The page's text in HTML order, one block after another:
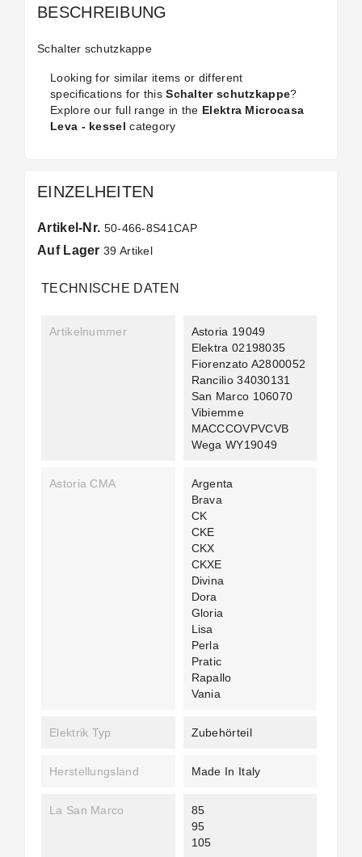
BESCHREIBUNG
Schalter schutzkappe
Looking for similar items or different
specifications for thisSchalter schutzkappe?
Explore our full range in the Elektra Microcasa
Leva - kessel category
EINZELHEITEN
Artikel-Nr. 50-466-8S41CAP
Auf Lager 39 Artikel
TECHNISCHE DATEN
Artikelnummer
Astoria 19049
Elektra 02198035
Fiorenzato A2800052
Rancilio 34030131
San Marco 106070
Vibiemme
MACCCOVPVCVB
Wega WY19049
Astoria CMA
Argenta
Brava
CK
CKE
CKX
CKXE
Divina
Dora
Gloria
Lisa
Perla
Pratic
Rapallo
Vania
Elektrik Typ Zubehörteil
Herstellungsland Made In Italy
La San Marco
85
95
105